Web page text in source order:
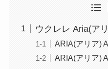
ウクレレ Aria(ア
ARIA(アリア)
ARIA(アリア)